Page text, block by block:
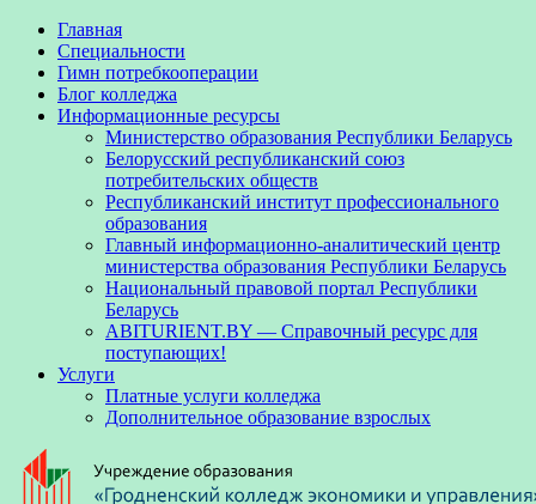
Главная
Специальности
Гимн потребкооперации
Блог колледжа
Информационные ресурсы
Министерство образования Республики Беларусь
Белорусский республиканский союз
потребительских обществ
Республиканский институт профессионального
образования
Главный информационно-аналитический центр
министерства образования Республики Беларусь
Национальный правовой портал Республики
Беларусь
ABITURIENT.BY — Справочный ресурс для
поступающих!
Услуги
Платные услуги колледжа
Дополнительное образование взрослых